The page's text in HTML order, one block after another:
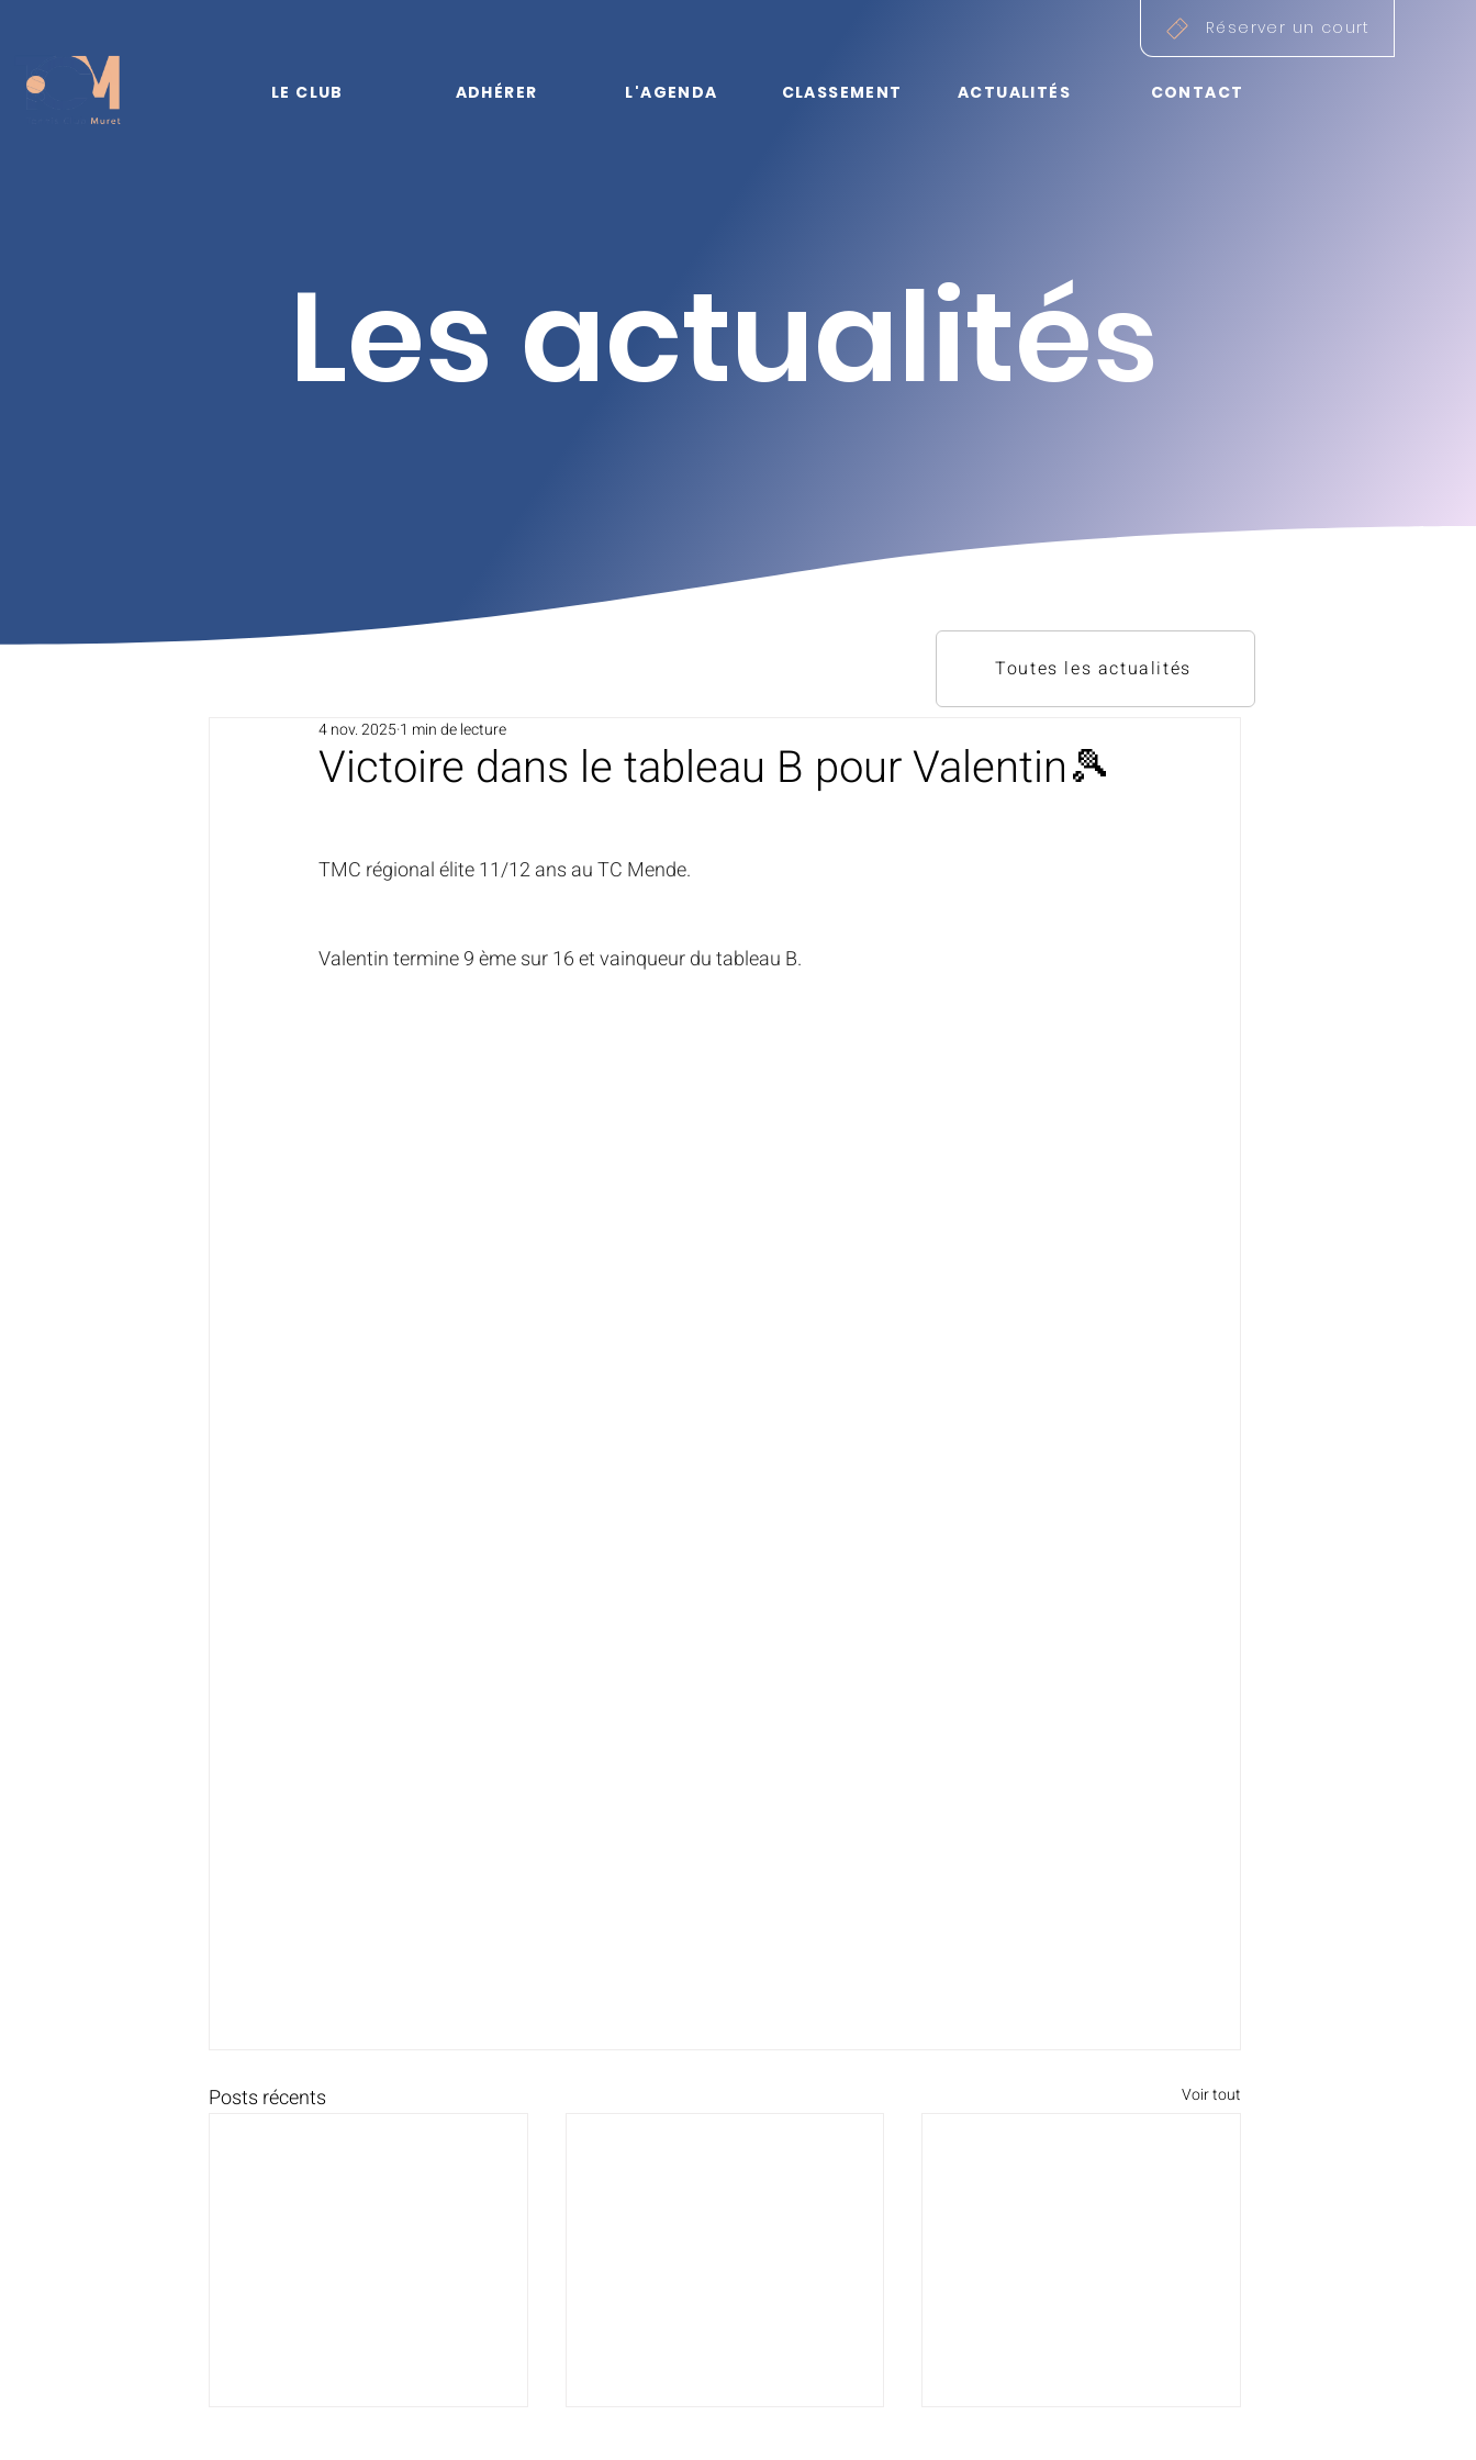
Réserver un court
LE CLUB ADHÉRER ACTUALITÉS
L'AGENDA CLASSEMENT CONTACT
Les actualités
Victoire dans le tableau B pour Valentin🎾
4 nov. 20251 min de lecture
TMC régional élite 11/12 ans au TC Mende.
Valentin termine 9 ème sur 16 et vainqueur du tableau B.
Posts récents Voir tout
Toutes les actualités